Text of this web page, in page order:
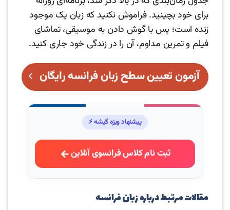
برای خود بچینید. فراموش نکنید که زبان یک موجود
زنده است؛ پس با گوش دادن به موسیقی، تماشای
فیلم و تمرین مداوم، آن را در زندگی خود جاری کنید.
آزمون تعیین سطح زبان فرانسه رایگان
پیشنهاد ویژه گیشه ⚡
ثبت نام کلاس فرانسوی آنلاین
مقالات مرتبط درباره زبان فرانسه